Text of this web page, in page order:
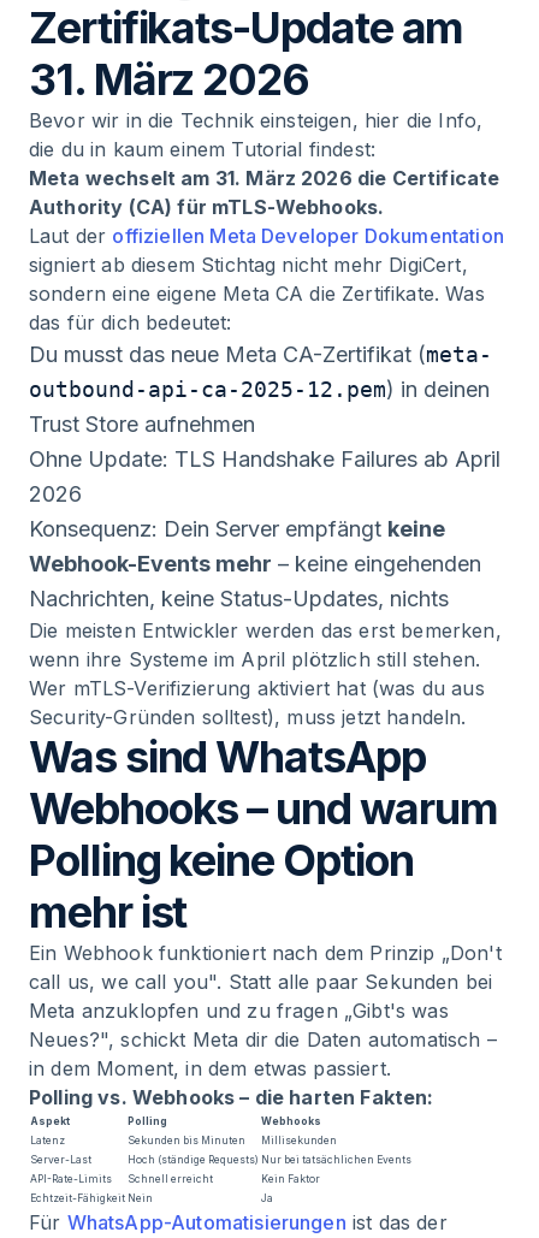
Zertifikats-Update am
31. März 2026
Bevor wir in die Technik einsteigen, hier die Info,
die du in kaum einem Tutorial findest:
Meta wechselt am 31. März 2026 die Certificate
Authority (CA) für mTLS-Webhooks.
Laut der offiziellen Meta Developer Dokumentation
signiert ab diesem Stichtag nicht mehr DigiCert,
sondern eine eigene Meta CA die Zertifikate. Was
das für dich bedeutet:
Du musst das neue Meta CA-Zertifikat (meta-
outbound-api-ca-2025-12.pem) in deinen
Trust Store aufnehmen
Ohne Update: TLS Handshake Failures ab April
2026
Konsequenz: Dein Server empfängt keine
Webhook-Events mehr – keine eingehenden
Nachrichten, keine Status-Updates, nichts
Die meisten Entwickler werden das erst bemerken,
wenn ihre Systeme im April plötzlich still stehen.
Wer mTLS-Verifizierung aktiviert hat (was du aus
Security-Gründen solltest), muss jetzt handeln.
Was sind WhatsApp
Webhooks – und warum
Polling keine Option
mehr ist
Ein Webhook funktioniert nach dem Prinzip „Don't
call us, we call you". Statt alle paar Sekunden bei
Meta anzuklopfen und zu fragen „Gibt's was
Neues?", schickt Meta dir die Daten automatisch –
in dem Moment, in dem etwas passiert.
Polling vs. Webhooks – die harten Fakten:
Aspekt Polling
Webhooks
Latenz
Sekunden bis Minuten
Millisekunden
Server-Last
Hoch (ständige Requests) Nur bei tatsächlichen Events
API-Rate-Limits
Schnell erreicht
Kein Faktor
Echtzeit-Fähigkeit Nein Ja
Für WhatsApp-Automatisierungen ist das der